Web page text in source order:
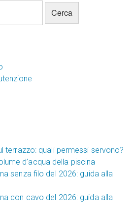
terrazzo: quali permessi servono?
d’acqua della piscina
senza filo del 2026: guida alla
con cavo del 2026: guida alla